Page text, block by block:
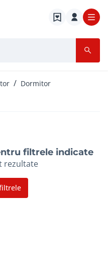
Dormitor
filtrele indicate
rezultate